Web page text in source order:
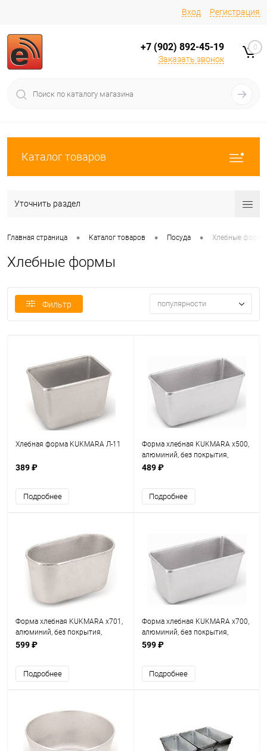
Вход Регистрация
+7 (902) 892-45-19
Заказать звонок
0
Каталог товаров
Уточнить раздел
Главная страница • Каталог товаров • Посуда • Хлебные формы
Хлебные формы
Фильтр популярности
Хлебная форма KUKMARA Л-11
389 ₽
Подробнее
Форма хлебная KUKMARA х500,
алюминий, без покрытия,
прямоугольная, серый
489 ₽
Подробнее
Форма хлебная KUKMARA х701,
алюминий, без покрытия,
овальная, серый
599 ₽
Подробнее
Форма хлебная KUKMARA х700,
алюминий, без покрытия,
прямоугольная, серый
599 ₽
Подробнее